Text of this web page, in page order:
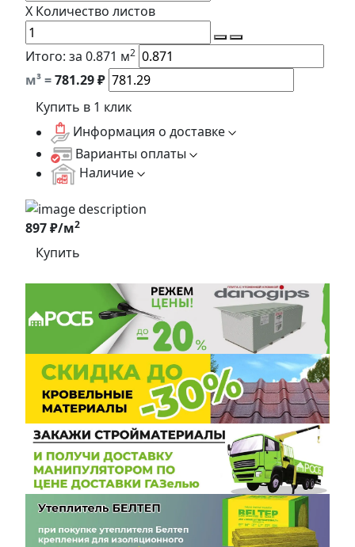
X Количество листов
Итого: за 0.871 м2
м³ =781.29₽
Купить в 1 клик
Информация о доставке
Варианты оплаты
Наличие
897 ₽/м2
Купить